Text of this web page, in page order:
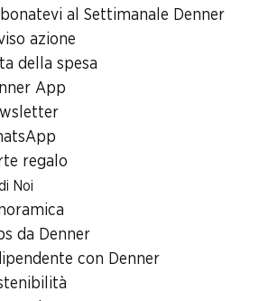
al Settimanale Denner
azione
della spesa
App
regalo
Noi
da Denner
con Denner
stradali